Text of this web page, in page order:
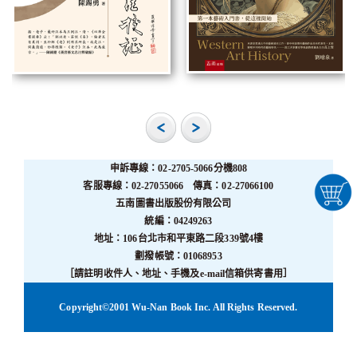
申訴專線：02-2705-5066分機808
客服專線：02-27055066 傳真：02-27066100
五南圖書出版股份有限公司
統編：04249263
地址：106台北市和平東路二段339號4樓
劃撥帳號：01068953
［請註明收件人、地址、手機及e-mail信箱供寄書用］
Copyright©2001 Wu-Nan Book Inc. All Rights Reserved.